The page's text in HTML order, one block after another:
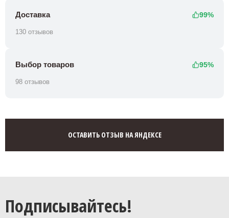
Доставка 99%
130 отзывов
Выбор товаров 95%
98 отзывов
ОСТАВИТЬ ОТЗЫВ НА ЯНДЕКСЕ
Подписывайтесь!